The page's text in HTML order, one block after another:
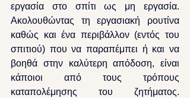
εργασία στο σπίτι ως μη εργασία.
Ακολουθώντας τη εργασιακή ρουτίνα
καθώς και ένα περιβάλλον (εντός του
σπιτιού) που να παραπέμπει ή και να
βοηθά στην καλύτερη απόδοση, είναι
κάποιοι από τους τρόπους
καταπολέμησης του ζητήματος.